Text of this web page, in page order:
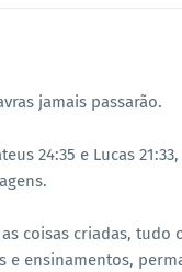
jamais passarão.
24:35 e Lucas
coisas criadas,
ensinamentos,